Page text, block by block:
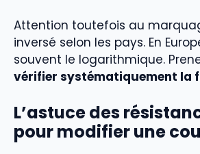
Attention toutefois au
inversé selon les pays. En
souvent le logarithmique.
vérifier systématiquement la
L’astuce des
pour modifier une